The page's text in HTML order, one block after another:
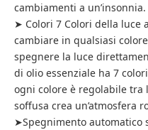
cambiamenti a un’insonnia.
➤ Colori 7 Colori della luce
cambiare in qualsiasi
spegnere la luce
di olio essenziale ha 7
ogni colore è regolabile tra
soffusa crea un’atmosfera
➤Spegnimento automatico